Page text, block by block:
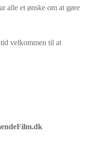
alle et ønske om at gøre
velkommen til at